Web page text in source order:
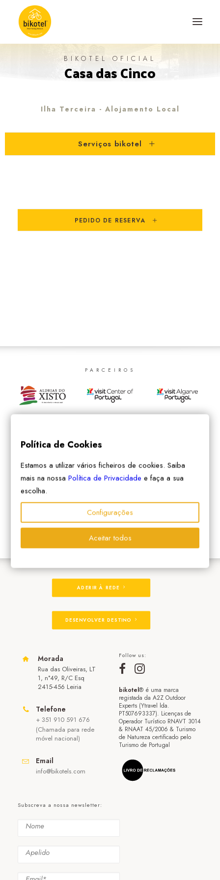
ALOJAMENTOS
BIKOTEL OFICIAL
Casa das Cinco
Ilha Terceira - Alojamento Local
Serviços bikotel
PEDIDO DE RESERVA
PARCEIROS
ADERIR À REDE
DESENVOLVER DESTINO
Morada
Rua das Oliveiras, LT
1, n°49, R/C Esq
2415-456 Leiria
Telefone
+ 351 910 591 676
(Chamada para rede
móvel nacional)
Email
info@bikotels.com
Follow us:
bikotel® é uma marca
registada da A2Z Outdoor
Experts (Ytravel lda.
PT507693337). Licenças de
Operador Turístico RNAVT 3014
& RNAAT 45/2006 & Turismo
de Natureza certificado pelo
Turismo de Portugal
Subscreva a nossa newsletter:
Política de Cookies
Estamos a utilizar vários ficheiros de cookies. Saiba
mais na nossaPolítica de Privacidade e faça a sua
escolha.
Configurações
Aceitar todos